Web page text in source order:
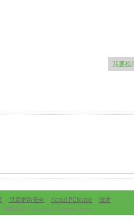
我要檢
兒童網路安全 About PChome 徵才
轉載必究 Copyright© PChome Online